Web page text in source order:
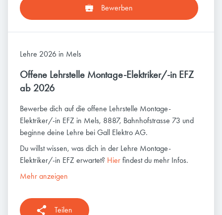
Bewerben
Lehre 2026 in Mels
Offene Lehrstelle Montage-Elektriker/-in EFZ
ab 2026
Bewerbe dich auf die offene Lehrstelle Montage-
Elektriker/-in EFZ in Mels, 8887, Bahnhofstrasse 73 und
beginne deine Lehre bei Gall Elektro AG.
Du willst wissen, was dich in der Lehre Montage-
Elektriker/-in EFZ erwartet? Hier findest du mehr Infos.
Mehr anzeigen
Teilen